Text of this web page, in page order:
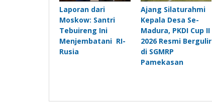
Laporan dari
Moskow: Santri
Tebuireng Ini
Menjembatani RI-
Rusia
Ajang Silaturahmi
Kepala Desa Se-
Madura, PKDI Cup II
2026 Resmi Bergulir
di SGMRP
Pamekasan